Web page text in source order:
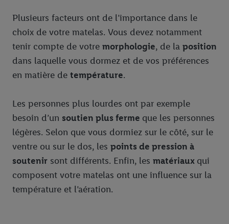
Plusieurs facteurs ont de l’importance dans le
choix de votre matelas. Vous devez notamment
tenir compte de votre morphologie, de la position
dans laquelle vous dormez et de vos préférences
en matière de température.
Les personnes plus lourdes ont par exemple
besoin d’un soutien plus ferme que les personnes
légères. Selon que vous dormiez sur le côté, sur le
ventre ou sur le dos, les points de pression à
soutenir sont différents. Enfin, les matériaux qui
composent votre matelas ont une influence sur la
température et l’aération.